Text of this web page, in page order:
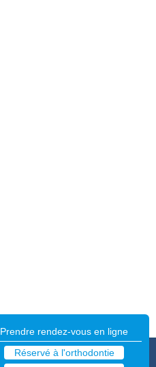
| Tous droits réservés | Propulsé par
Prendre rendez-vous en ligne
Réservé à l'orthodontie